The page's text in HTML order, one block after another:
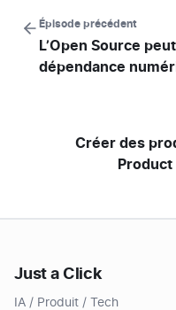
Épisode précédent
L’Open Source
dépendance
Créer des
Product
Just a Click
IA / Produit / Tech